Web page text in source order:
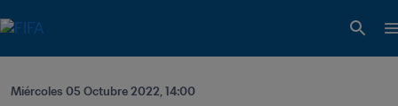
Miércoles 05 Octubre 2022, 14:00